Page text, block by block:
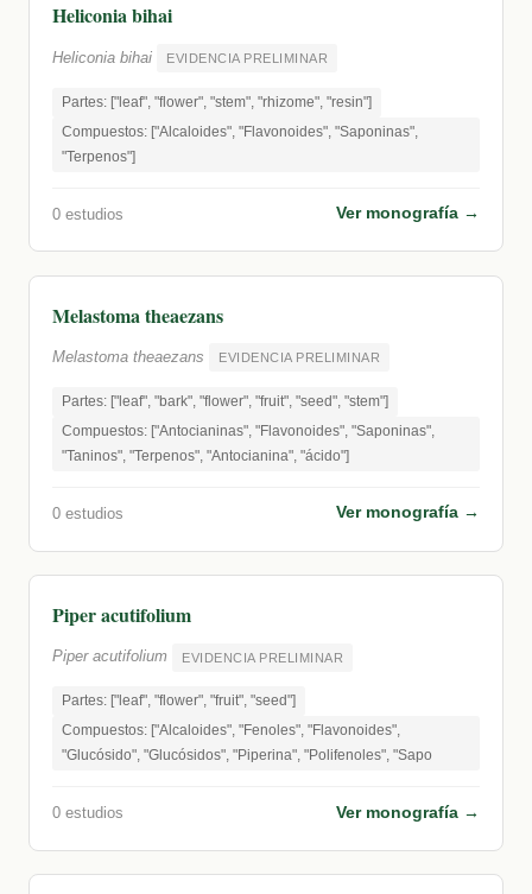
Heliconia bihai
Heliconia bihai EVIDENCIA PRELIMINAR
Partes: ["leaf", "flower", "stem", "rhizome", "resin"]
Compuestos: ["Alcaloides", "Flavonoides", "Saponinas",
"Terpenos"]
0 estudios Ver monografía →
Melastoma theaezans
Melastoma theaezans EVIDENCIA PRELIMINAR
Partes: ["leaf", "bark", "flower", "fruit", "seed", "stem"]
Compuestos: ["Antocianinas", "Flavonoides", "Saponinas",
"Taninos", "Terpenos", "Antocianina", "ácido"]
0 estudios Ver monografía →
Piper acutifolium
Piper acutifolium EVIDENCIA PRELIMINAR
Partes: ["leaf", "flower", "fruit", "seed"]
Compuestos: ["Alcaloides", "Fenoles", "Flavonoides",
"Glucósido", "Glucósidos", "Piperina", "Polifenoles", "Sapo
0 estudios Ver monografía →